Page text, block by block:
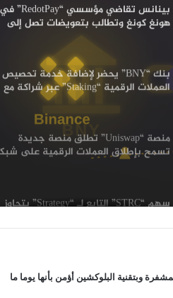
بنك “BNY” يحضر لإضافة خدمة تحصيص
العملات الرقمية “Staking” عبر شراكة مع
منصة “Uniswap” تطلق منصة جديدة
تسمح بإطلاق العملات الرقمية على شبكة
سهم “STRC” التابع لـ “Strategy” يتجاوز
90 دولار لأول مرة منذ يونيو: هل بدأت خطة
سنوات: محللون يتوقعون انتعاشة قوية
بينانس تقاضي مؤسسي “RedotPay” في
وبتقنية البلوكشين أؤمن بأنها يوما ما